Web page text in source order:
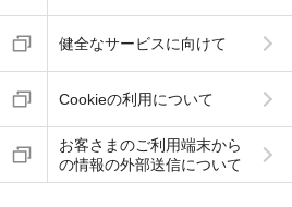
健全なサービスに向けて
Cookieの利用について
お客さまのご利用端末から
の情報の外部送信について